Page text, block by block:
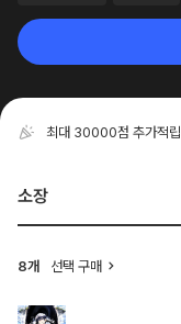
최대 30000점 추가적립
소장
8개 선택 구매